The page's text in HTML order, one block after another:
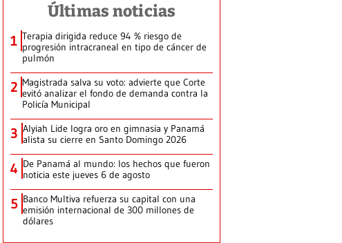
Últimas noticias
1 Terapia dirigida reduce 94 % riesgo de
progresión intracraneal en tipo de cáncer de
pulmón
2 Magistrada salva su voto: advierte que Corte
evitó analizar el fondo de demanda contra la
Policía Municipal
3 Alyiah Lide logra oro en gimnasia y Panamá
alista su cierre en Santo Domingo 2026
4 De Panamá al mundo: los hechos que fueron
noticia este jueves 6 de agosto
5 Banco Multiva refuerza su capital con una
emisión internacional de 300 millones de
dólares